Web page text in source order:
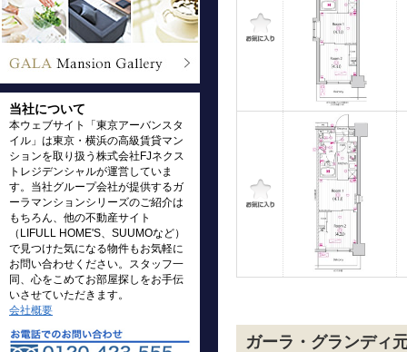
当社について
本ウェブサイト「東京アーバンスタ
イル」は東京・横浜の高級賃貸マン
ションを取り扱う株式会社FJネクス
トレジデンシャルが運営していま
す。当社グループ会社が提供するガ
ーラマンションシリーズのご紹介は
もちろん、他の不動産サイト
（LIFULL HOME'S、SUUMOなど）
で見つけた気になる物件もお気軽に
お問い合わせください。スタッフ一
同、心をこめてお部屋探しをお手伝
いさせていただきます。
会社概要
ガーラ・グランディ